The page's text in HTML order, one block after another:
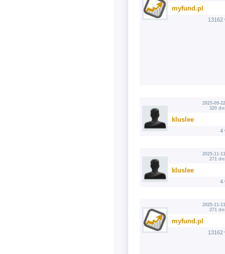
myfund.pl
13162
2025-09-
320
kluslee
4
2025-11-
271
kluslee
4
2025-11-
271
myfund.pl
13162